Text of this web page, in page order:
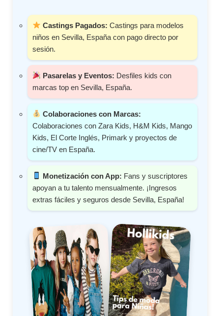
Castings Pagados: Castings para modelos
niños en Sevilla, España con pago directo por
sesión.
Pasarelas y Eventos: Desfiles kids con
marcas top en Sevilla, España.
Colaboraciones con Marcas:
Colaboraciones con Zara Kids, H&M Kids, Mango
Kids, El Corte Inglés, Primark y proyectos de
cine/TV en España.
Monetización con App: Fans y suscriptores
apoyan a tu talento mensualmente. ¡Ingresos
extras fáciles y seguros desde Sevilla, España!